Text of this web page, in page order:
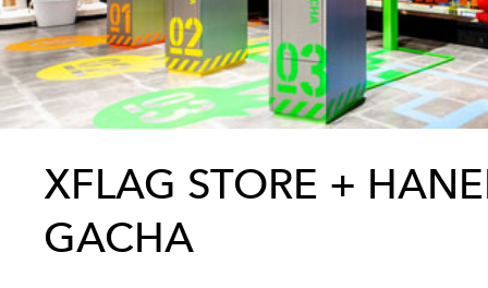
XFLAG STORE +
GACHA